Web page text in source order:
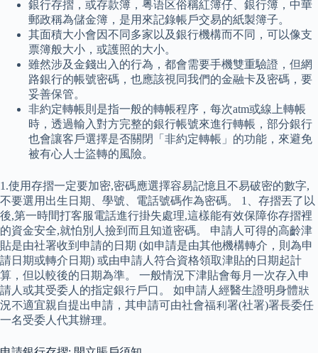
銀行存摺，或存款簿，粤语区俗稱紅簿仔、銀行簿，中華
郵政稱為儲金簿，是用來記錄帳戶交易的紙製簿子。
其面積大小會因不同多家以及銀行機構而不同，可以像支
票簿般大小，或護照的大小。
雖然涉及金錢出入的行為，都會需要手機雙重驗證，但網
路銀行的帳號密碼，也應該視同我們的金融卡及密碼，要
妥善保管。
非約定轉帳則是指一般的轉帳程序，每次atm或線上轉帳
時，透過輸入對方完整的銀行帳號來進行轉帳，部分銀行
也會讓客戶選擇是否關閉「非約定轉帳」的功能，來避免
被有心人士盜轉的風險。
1.使用存摺一定要加密,密碼應選擇容易記憶且不易破密的數字,
不要選用出生日期、學號、電話號碼作為密碼。 1、存摺丟了以
後,第一時間打客服電話進行掛失處理,這樣能有效保障你存摺裡
的資金安全,就怕別人撿到而且知道密碼。 申請人可得的高齡津
貼是由社署收到申請的日期 (如申請是由其他機構轉介，則為申
請日期或轉介日期) 或由申請人符合資格領取津貼的日期起計
算，但以較後的日期為準。 一般情況下津貼會每月一次存入申
請人或其受委人的指定銀行戶口。 如申請人經醫生證明身體狀
況不適宜親自提出申請，其申請可由社會福利署(社署)署長委任
一名受委人代其辦理。